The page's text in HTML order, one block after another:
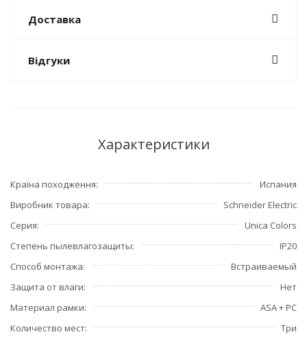
Доставка
Відгуки
Характеристики
Країна походження
Испания
Виробник товара
Schneider Electric
Серия
Unica Colors
Степень пылевлагозащиты
IP20
Способ монтажа
Встраиваемый
Защита от влаги
Нет
Материал рамки
ASA + PC
Количество мест
Три